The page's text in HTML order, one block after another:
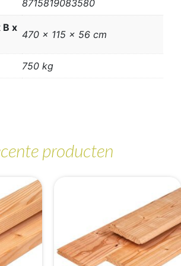
8715819083580
x
470 x 115 x 56 cm
750 kg
producten